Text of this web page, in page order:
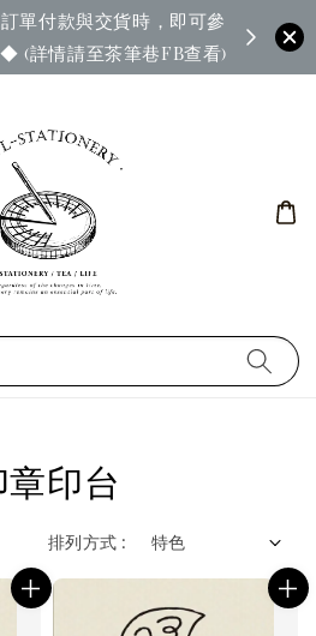
單付款與交貨時，即可參
(詳情請至茶筆巷FB查看)
◆ 官
章印台
排列方式 :